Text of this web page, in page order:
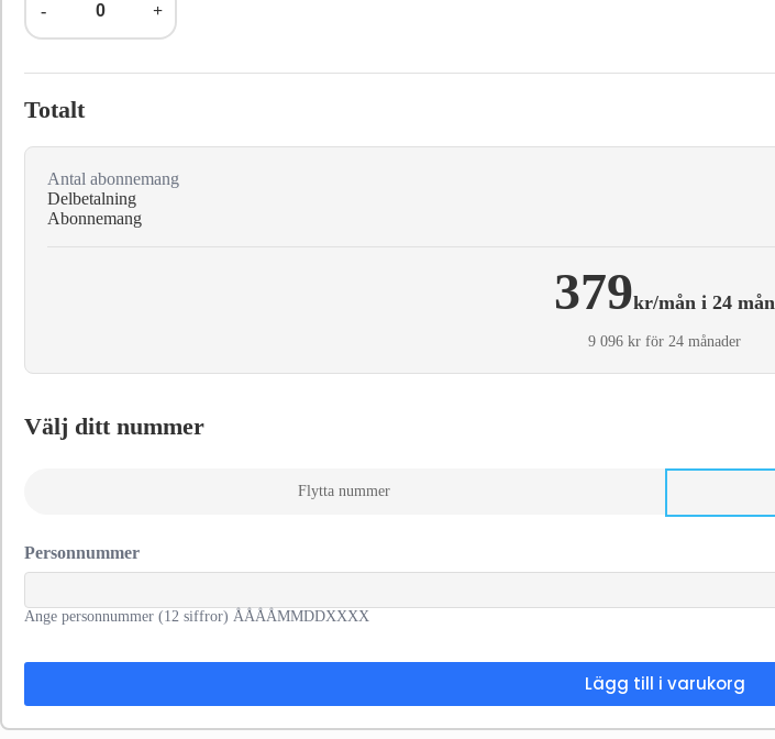
- +
Totalt
Antal abonnemang
Delbetalning
Abonnemang
379kr/mån i 24 mån
9 096 kr för 24 månader
Välj ditt nummer
Flytta nummer
Personnummer
Ange personnummer (12 siffror) ÅÅÅÅMMDDXXXX
Lägg till i varukorg